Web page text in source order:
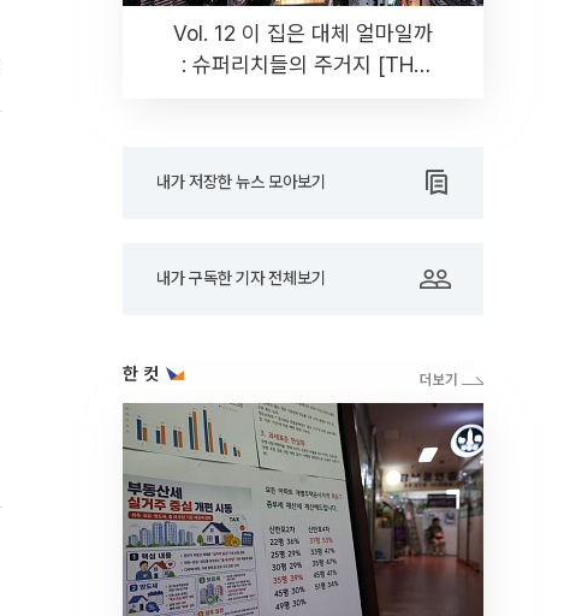
Vol. 12 이 집은 대체 얼마일까
: 슈퍼리치들의 주거지 [THE
내가 저장한 뉴스 모아보기
내가 구독한 기자 전체보기
한 컷